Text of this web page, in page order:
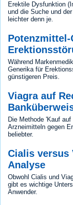
Erektile Dysfunktion
und die Suche und
leichter denn je.
Während
Generika für
günstigeren Preis.
Viagra auf
Die Methode 'Kauf
Arzneimitteln gegen
beliebter.
Cialis versus
Analyse
Obwohl Cialis und
gibt es wichtige
Anwender.